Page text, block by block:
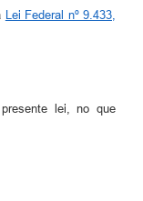
Lei Federal nº 9.433,
lei, no que